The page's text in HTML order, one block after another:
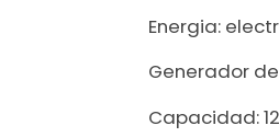
Energia:
Generador
Capacidad: 12